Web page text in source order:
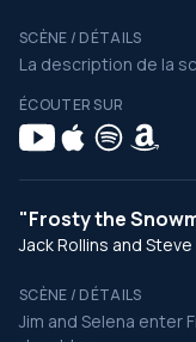
SCÈNE / DÉTAILS
La description de la
ÉCOUTER SUR
"Frosty the
Jack Rollins and
SCÈNE / DÉTAILS
Jim and Selena enter